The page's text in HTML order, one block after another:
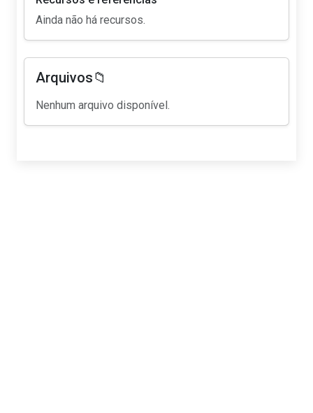
Ainda não há recursos.
Arquivos📁
Nenhum arquivo disponível.